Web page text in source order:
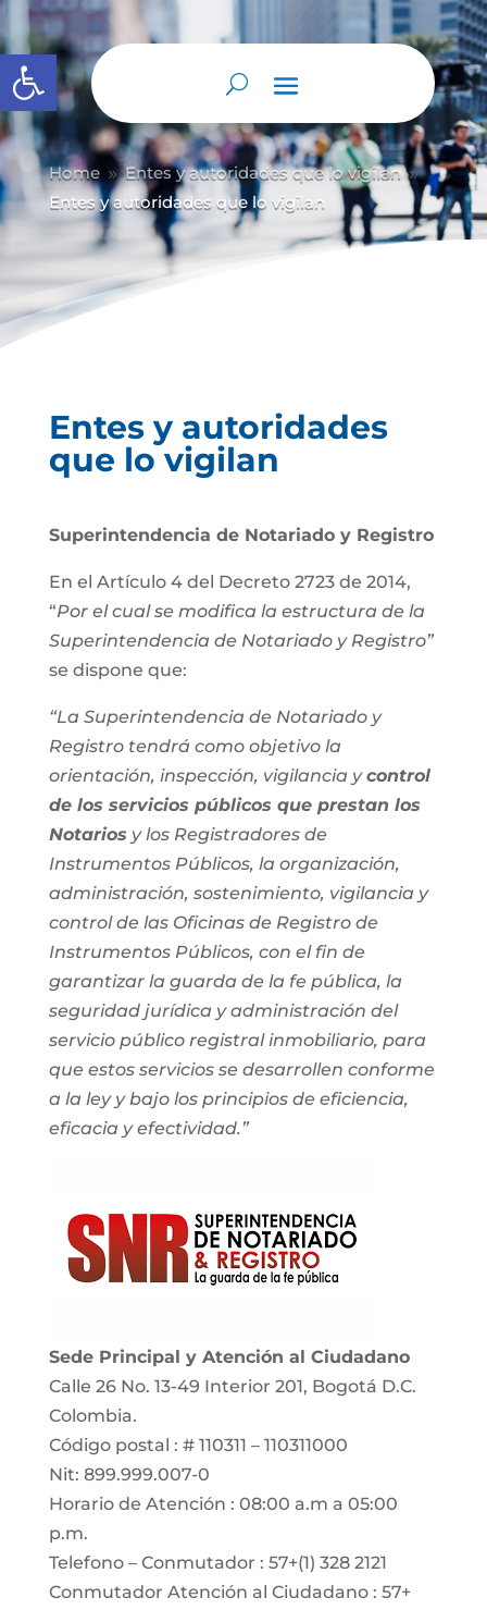
Abrir barra de herramientas
Home 9 Entes y autoridades que lo vigilan 9
Entes y autoridades que lo vigilan
Entes y autoridades
que lo vigilan
Superintendencia de Notariado y Registro
En el Artículo 4 del Decreto 2723 de 2014,
“Por el cual se modifica la estructura de la
Superintendencia de Notariado y Registro”
se dispone que:
“La Superintendencia de Notariado y
Registro tendrá como objetivo la
orientación, inspección, vigilancia ycontrol
de los servicios públicos que prestan los
Notarios y los Registradores de
Instrumentos Públicos, la organización,
administración, sostenimiento, vigilancia y
control de las Oficinas de Registro de
Instrumentos Públicos, con el fin de
garantizar la guarda de la fe pública, la
seguridad jurídica y administración del
servicio público registral inmobiliario, para
que estos servicios se desarrollen conforme
a la ley y bajo los principios de eficiencia,
eficacia y efectividad.”
Sede Principal y Atención al Ciudadano
Calle 26 No. 13-49 Interior 201, Bogotá D.C.
Colombia.
Código postal : # 110311 – 110311000
Nit: 899.999.007-0
Horario de Atención : 08:00 a.m a 05:00
p.m.
Telefono – Conmutador : 57+(1) 328 2121
Conmutador Atención al Ciudadano : 57+